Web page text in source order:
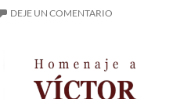
DEJE UN COMENTARIO